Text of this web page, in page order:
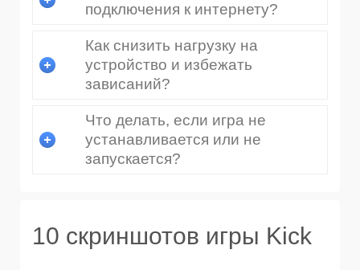
подключения к интернету?
Как снизить нагрузку на
устройство и избежать
зависаний?
Что делать, если игра не
устанавливается или не
запускается?
10 скриншотов игры Kick